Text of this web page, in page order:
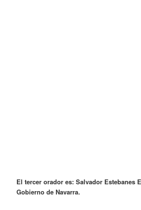
El tercer orador es: Salvador Estebanes
Gobierno de Navarra.